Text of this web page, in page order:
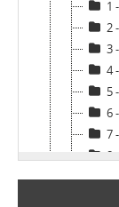
1
2
3
4
5
6 -
7
8
9